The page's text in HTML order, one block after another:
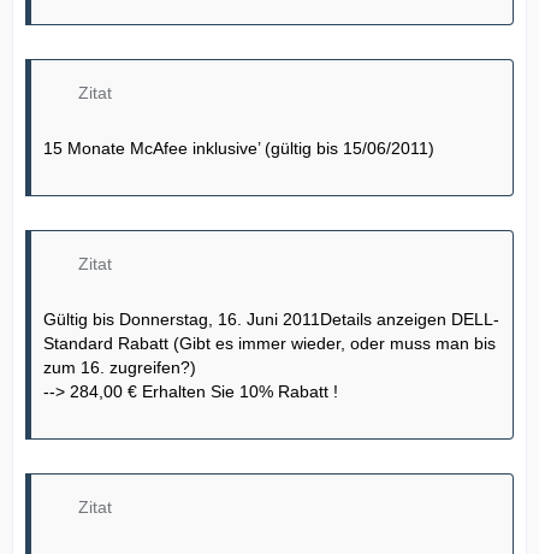
Zitat
15 Monate McAfee inklusive’ (gültig bis 15/06/2011)
Zitat
Gültig bis Donnerstag, 16. Juni 2011Details anzeigen DELL-
Standard Rabatt (Gibt es immer wieder, oder muss man bis
zum 16. zugreifen?)
--> 284,00 € Erhalten Sie 10% Rabatt !
Zitat